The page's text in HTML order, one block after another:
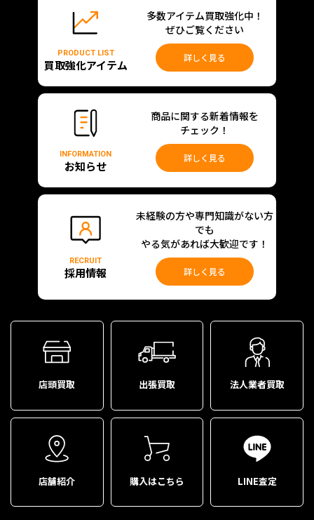
PRODUCT LIST
買取強化アイテム
多数アイテム買取強化中！
ぜひご覧ください
詳しく見る
INFORMATION
お知らせ
商品に関する新着情報を
チェック！
詳しく見る
RECRUIT
採用情報
未経験の方や専門知識がない方
でも
やる気があれば大歓迎です！
詳しく見る
店頭買取 出張買取 法人業者買取
店舗紹介 購入はこちら LINE査定